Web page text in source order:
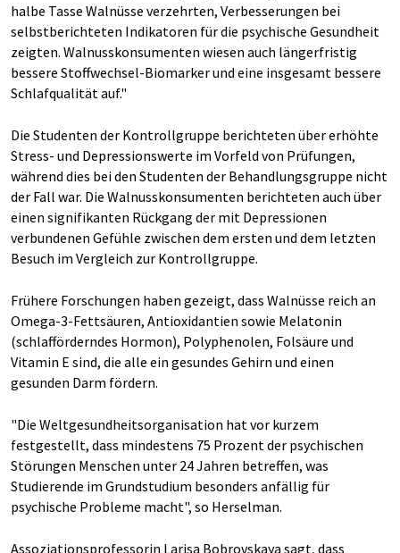
halbe Tasse Walnüsse verzehrten, Verbesserungen bei
selbstberichteten Indikatoren für die psychische Gesundheit
zeigten. Walnusskonsumenten wiesen auch längerfristig
bessere Stoffwechsel-Biomarker und eine insgesamt bessere
Schlafqualität auf."
Die Studenten der Kontrollgruppe berichteten über erhöhte
Stress- und Depressionswerte im Vorfeld von Prüfungen,
während dies bei den Studenten der Behandlungsgruppe nicht
der Fall war. Die Walnusskonsumenten berichteten auch über
einen signifikanten Rückgang der mit Depressionen
verbundenen Gefühle zwischen dem ersten und dem letzten
Besuch im Vergleich zur Kontrollgruppe.
Frühere Forschungen haben gezeigt, dass Walnüsse reich an
Omega-3-Fettsäuren, Antioxidantien sowie Melatonin
(schlafförderndes Hormon), Polyphenolen, Folsäure und
Vitamin E sind, die alle ein gesundes Gehirn und einen
gesunden Darm fördern.
"Die Weltgesundheitsorganisation hat vor kurzem
festgestellt, dass mindestens 75 Prozent der psychischen
Störungen Menschen unter 24 Jahren betreffen, was
Studierende im Grundstudium besonders anfällig für
psychische Probleme macht", so Herselman.
Assoziationsprofessorin Larisa Bobrovskaya sagt, dass